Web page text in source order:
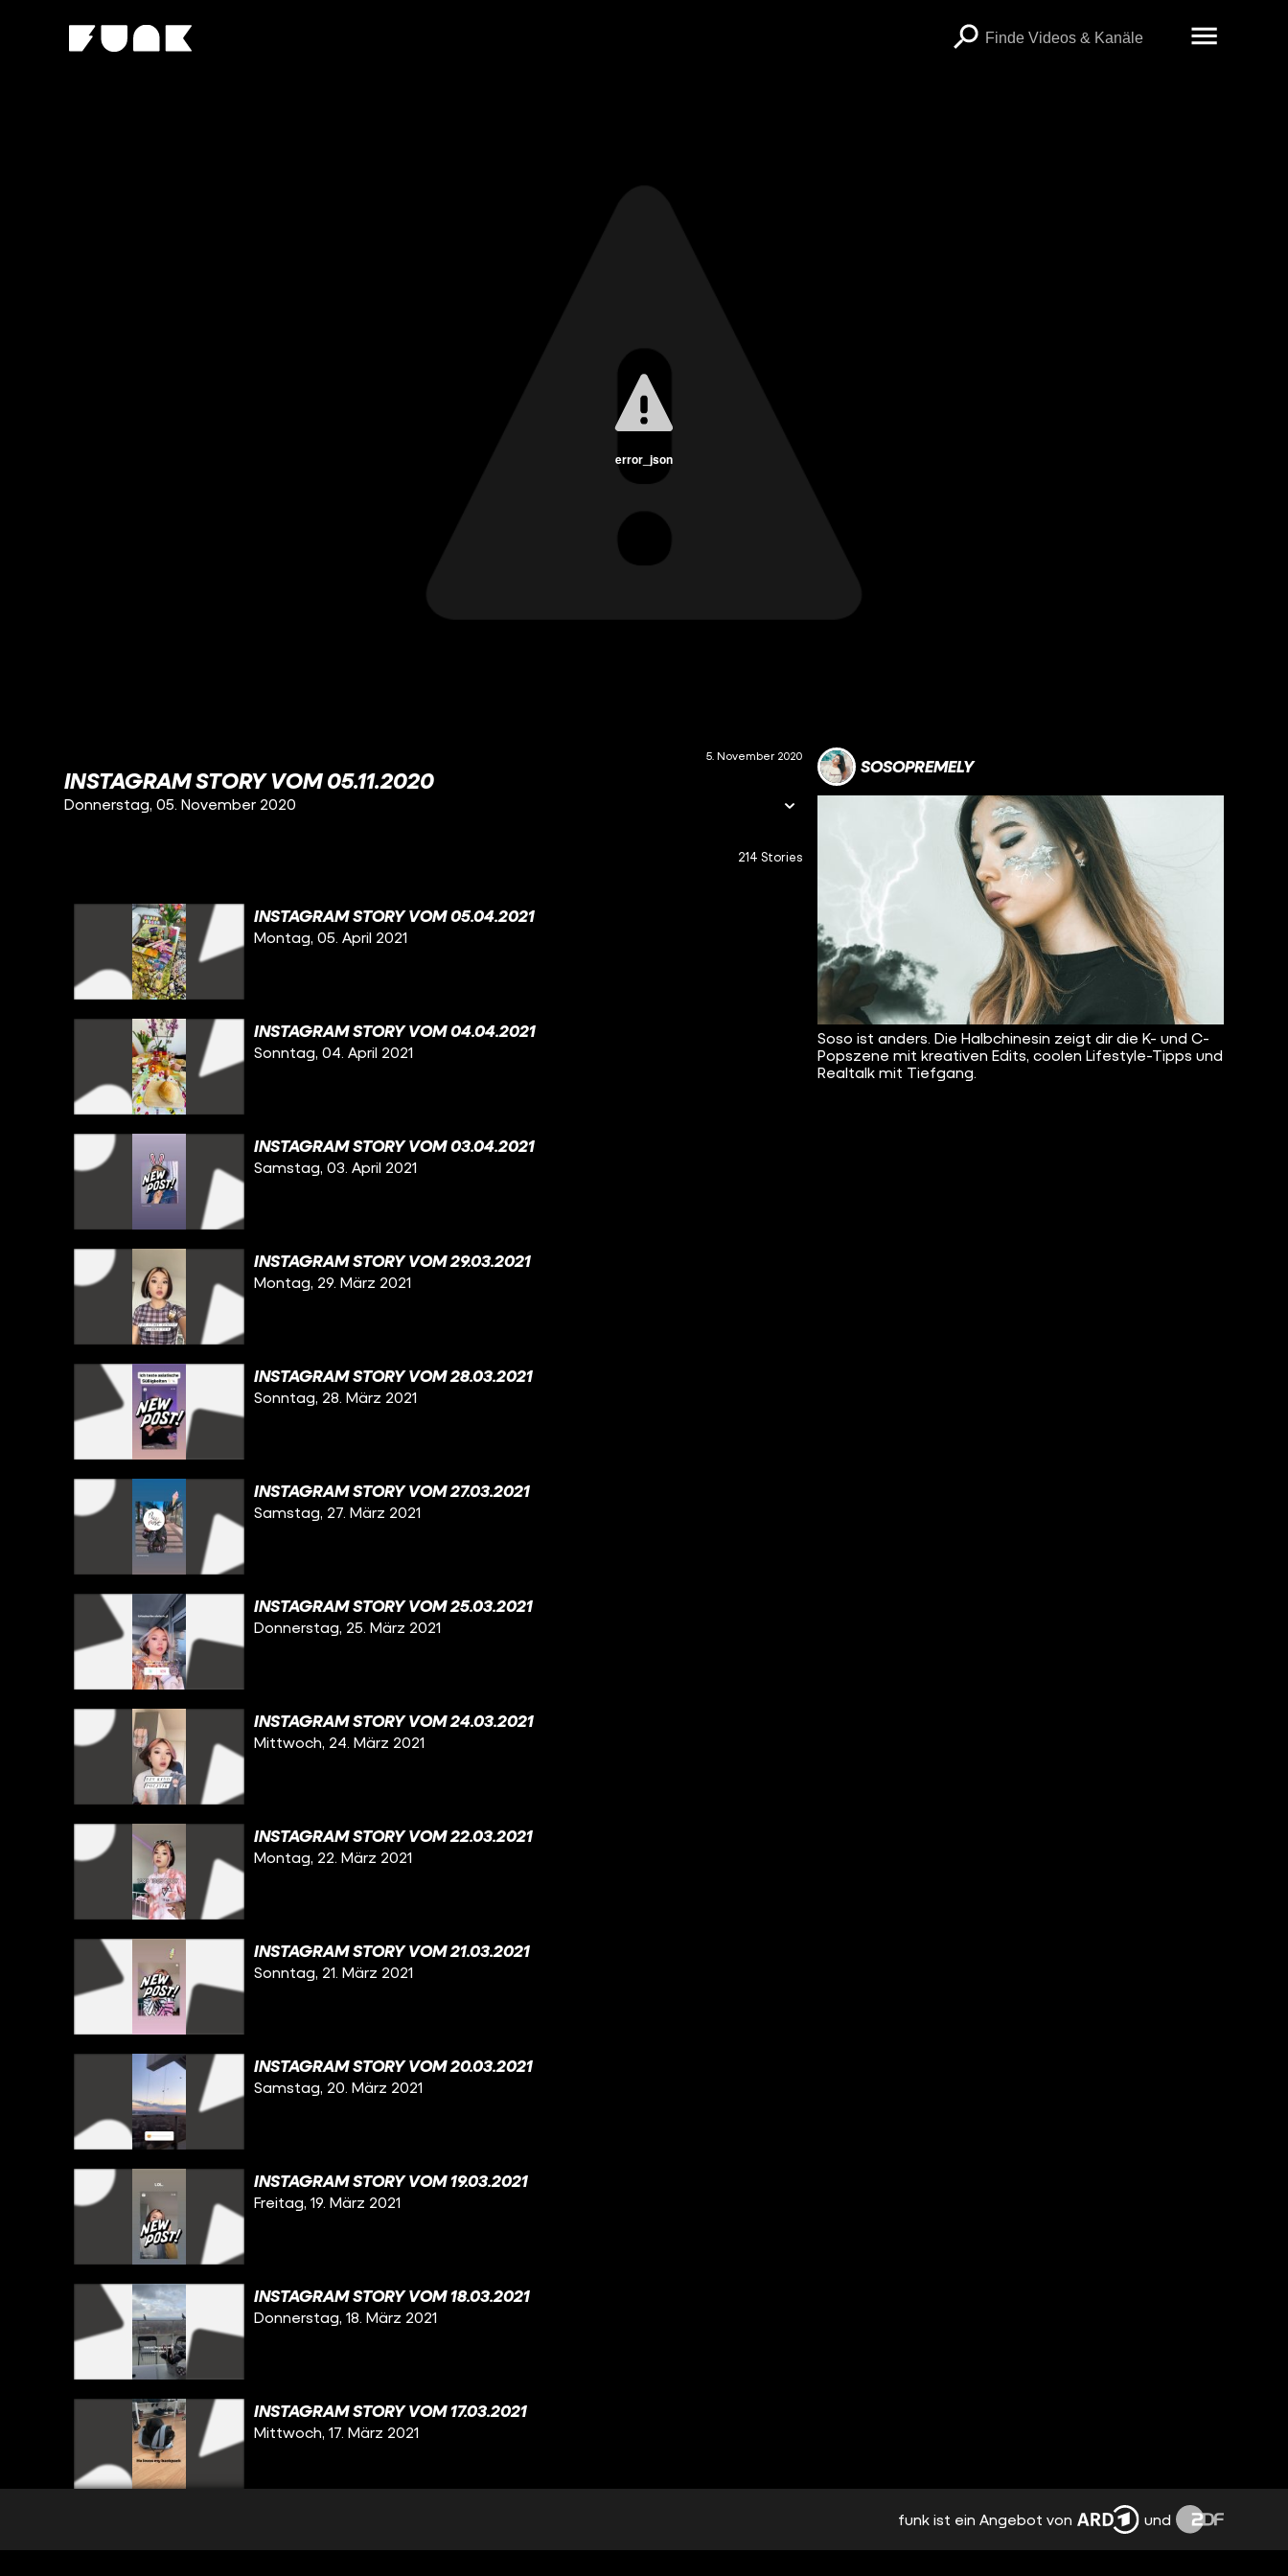
error_json
SOSOPREMELY
Soso ist anders. Die Halbchinesin zeigt dir die K- und C-
Popszene mit kreativen Edits, coolen Lifestyle-Tipps und
Realtalk mit Tiefgang.
5. November 2020
INSTAGRAM STORY VOM 05.11.2020
Donnerstag, 05. November 2020
214 Stories
INSTAGRAM STORY VOM 05.04.2021
Montag, 05. April 2021
INSTAGRAM STORY VOM 04.04.2021
Sonntag, 04. April 2021
INSTAGRAM STORY VOM 03.04.2021
Samstag, 03. April 2021
INSTAGRAM STORY VOM 29.03.2021
Montag, 29. März 2021
INSTAGRAM STORY VOM 28.03.2021
Sonntag, 28. März 2021
INSTAGRAM STORY VOM 27.03.2021
Samstag, 27. März 2021
INSTAGRAM STORY VOM 25.03.2021
Donnerstag, 25. März 2021
INSTAGRAM STORY VOM 24.03.2021
Mittwoch, 24. März 2021
INSTAGRAM STORY VOM 22.03.2021
Montag, 22. März 2021
INSTAGRAM STORY VOM 21.03.2021
Sonntag, 21. März 2021
INSTAGRAM STORY VOM 20.03.2021
Samstag, 20. März 2021
INSTAGRAM STORY VOM 19.03.2021
Freitag, 19. März 2021
INSTAGRAM STORY VOM 18.03.2021
Donnerstag, 18. März 2021
INSTAGRAM STORY VOM 17.03.2021
Mittwoch, 17. März 2021
Dienstag, 16. März 2021
funk ist ein Angebot von und